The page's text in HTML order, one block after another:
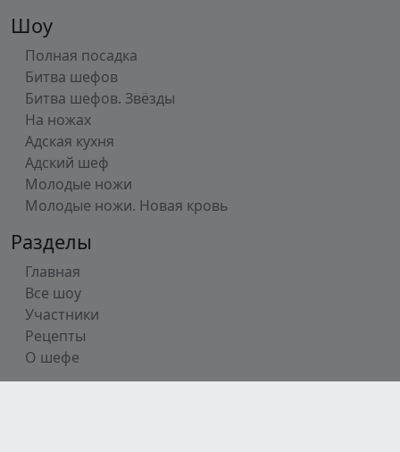
Шоу
Полная посадка
Битва шефов
Битва шефов. Звёзды
На ножах
Адская кухня
Адский шеф
Молодые ножи
Молодые ножи. Новая кровь
Разделы
Главная
Все шоу
Участники
Рецепты
О шефе